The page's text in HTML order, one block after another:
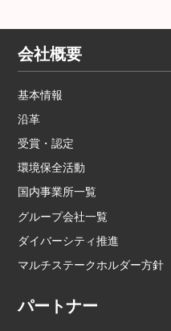
会社概要
基本情報
沿革
受賞・認定
環境保全活動
国内事業所一覧
グループ会社一覧
ダイバーシティ推進
マルチステークホルダー方針
パートナー